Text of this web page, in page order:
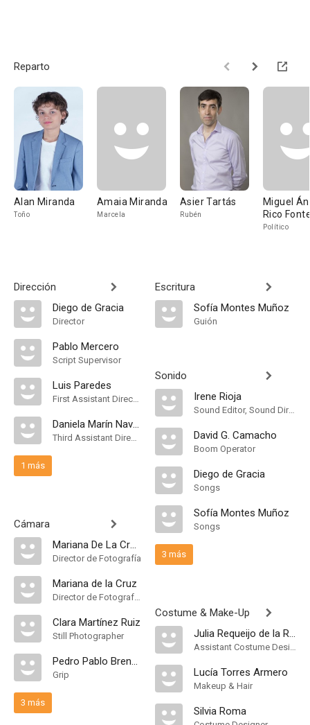
Reparto
Alan Miranda
Toño
Amaia Miranda
Marcela
Asier Tartás
Rubén
Miguel
Rico
Político
Dirección
Diego de Gracia
Director
Pablo Mercero
Script Supervisor
Luis Paredes
First Assistant Director
Daniela Marín Navarro
Third Assistant Director
1 más
Cámara
Mariana De La Cruz Salas
Director de Fotografía
Mariana de la Cruz
Director de Fotografía, Camera Operator
Clara Martínez Ruiz
Still Photographer
Pedro Pablo Brenes
Grip
3 más
Escritura
Sofía Montes Muñoz
Guión
Sonido
Irene Rioja
Sound Editor, Sound Director, Sound Mixer
David G. Camacho
Boom Operator
Diego de Gracia
Songs
Sofía Montes Muñoz
Songs
3 más
Costume & Make-Up
Julia Requeijo de la Rosa
Assistant Costume Designer
Lucía Torres Armero
Makeup & Hair
Silvia Roma